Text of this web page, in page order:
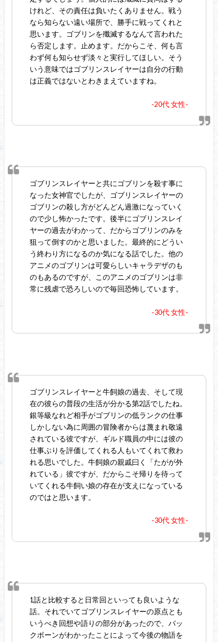
けれど、その責任は負いたくありません。戦う
なら知らない遠い場所で、勝手に戦ってくれと
思います。ゴブリンを殲滅するなんて言われた
ら否定します。止めます。だからこそ、何も言
わず何も知らせず淡々と実行してほしい。そう
いう意味ではゴブリンスレイヤーは自分の行動
は正義ではないとわきまえていますね。
-20代 女性-
ゴブリンスレイヤーと共にゴブリンを殺す事に
なった女神官でしたが、ゴブリンスレイヤーの
ゴブリンの殺し方がどんどん過激になっていく
ので少し怖かったです。後半にゴブリンスレイ
ヤーの過去がわかって、だからゴブリンのみを
狙って倒すのかと思いました。最終的にどうい
う終わり方になるのか気になる話でした。他の
アニメのゴブリンは可愛らしいキャラデザのも
のもあるのですが、このアニメのゴブリンは非
常に残虐で恐ろしいので毎回恐怖しています。
-30代 女性-
ゴブリンスレイヤーと牛飼娘の過去、そして現
在の彼らの普段の生活が分かる第2話でしたね。
銀等級なれど相手がゴブリンの低ランクの仕事
しかしない為に周囲の冒険者からは蔑まれ敬遠
されている彼ですが、 ギルド職員の中には彼の
仕事ぶりを評価してくれる人もいてくれて救わ
れる思いでした。牛飼娘の親戚曰く「たがが外
れている」彼ですが、だからこそ帰りを待って
いてくれる牛飼い娘の存在が支えになっている
のではと思います。
-30代 女性-
1話と比較すると日常回といっても良いような
話。それでいてゴブリンスレイヤーの原点とも
いうべき回想や語りの部分があったので、バッ
クボーンがわかったことによって今後の物語を